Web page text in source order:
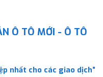
Ô TÔ MỚI - Ô TÔ
nhất cho các giao dịch”